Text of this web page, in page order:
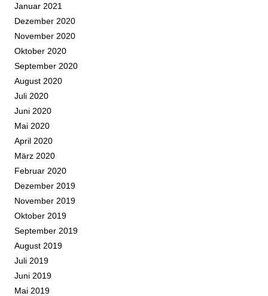
Januar 2021
Dezember 2020
November 2020
Oktober 2020
September 2020
August 2020
Juli 2020
Juni 2020
Mai 2020
April 2020
März 2020
Februar 2020
Dezember 2019
November 2019
Oktober 2019
September 2019
August 2019
Juli 2019
Juni 2019
Mai 2019